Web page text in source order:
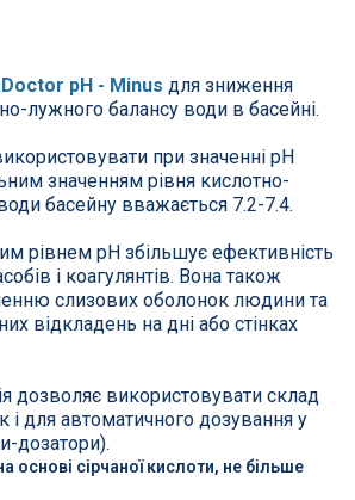
хімія
pH - Minus для зниження
лужного балансу води в басейні.
при значенні pH
значенням рівня кислотно-
басейну вважається 7.2-7.4.
рівнем pH збільшує ефективність
і коагулянтів. Вона також
слизових оболонок людини та
відкладень на дні або стінках
дозволяє використовувати склад
і для автоматичного дозування у
дозатори).
основі сірчаної кислоти, не більше